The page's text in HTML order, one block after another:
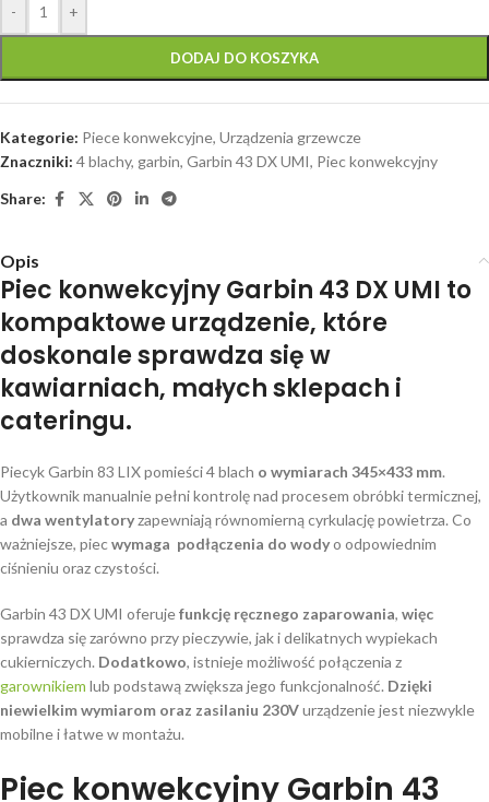
- +
DODAJ DO KOSZYKA
Kategorie: Piece konwekcyjne, Urządzenia grzewcze
Znaczniki: 4 blachy, garbin, Garbin 43 DX UMI, Piec konwekcyjny
Share:
Opis
Piec konwekcyjny Garbin 43 DX UMI to
kompaktowe urządzenie, które
doskonale sprawdza się w
kawiarniach, małych sklepach i
cateringu.
PiecykGarbin 83 LIX pomieści 4 blach o wymiarach 345×433 mm.
Użytkownik manualnie pełni kontrolę nad procesem obróbki termicznej,
a dwa wentylatoryzapewniają równomierną cyrkulację powietrza. Co
ważniejsze, piecwymaga podłączenia do wodyo odpowiednim
ciśnieniu oraz czystości.
Garbin 43 DX UMI oferujefunkcję ręcznego zaparowania, więc
sprawdza się zarówno przy pieczywie, jak i delikatnych wypiekach
cukierniczych. Dodatkowo, istnieje możliwość połączenia z
garownikiem lub podstawą zwiększa jego funkcjonalność. Dzięki
niewielkim wymiarom oraz zasilaniu 230Vurządzenie jest niezwykle
mobilne i łatwe w montażu.
Piec konwekcyjny Garbin 43